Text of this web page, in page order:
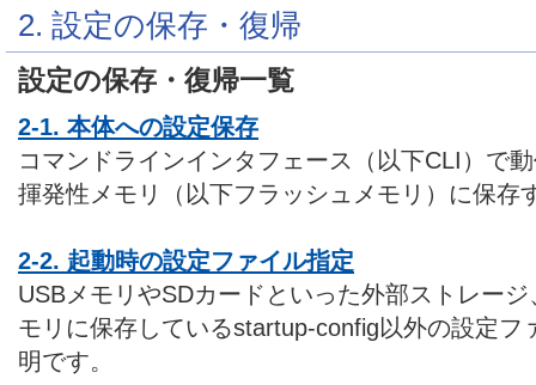
2. 設定の保存・復帰
設定の保存・復帰一覧
2-1. 本体への設定保存
コマンドラインインタフェース（以下CLI）で
揮発性メモリ（以下フラッシュメモリ）に保存
2-2. 起動時の設定ファイル指定
USBメモリやSDカードといった外部ストレー
モリに保存しているstartup-config以外の設定フ
明です。